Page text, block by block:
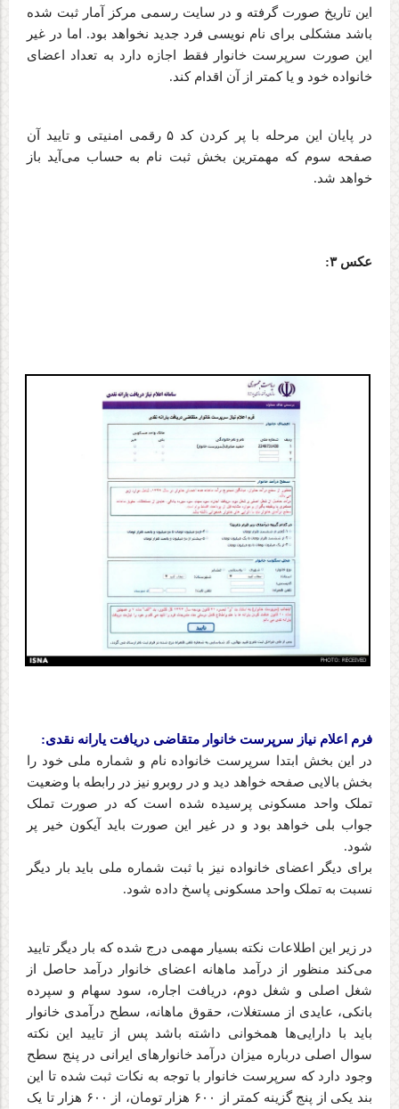
این تاریخ صورت گرفته و در سایت رسمی مرکز آمار ثبت شده
باشد مشکلی برای نام نویسی فرد جدید نخواهد بود. اما در غیر
این صورت سرپرست خانوار فقط اجازه دارد به تعداد اعضای
خانواده خود و یا کمتر از آن اقدام کند.
در پایان این مرحله با پر کردن کد ۵ رقمی امنیتی و تایید آن
صفحه سوم که مهمترین بخش ثبت نام به حساب می‌آید باز
خواهد شد.
عکس ۳ :
فرم اعلام نیاز سرپرست خانوار متقاضی دریافت یارانه نقدی:
در این بخش ابتدا سرپرست خانواده نام و شماره ملی خود را
بخش بالایی صفحه خواهد دید و در روبرو نیز در رابطه با وضعیت
تملک واحد مسکونی پرسیده شده است که در صورت تملک
جواب بلی خواهد بود و در غیر این صورت باید آیکون خیر پر
شود.
برای دیگر اعضای خانواده نیز با ثبت شماره ملی باید بار دیگر
نسبت به تملک واحد مسکونی پاسخ داده شود.
در زیر این اطلاعات نکته بسیار مهمی درج شده که بار دیگر تایید
می‌کند منظور از درآمد ماهانه اعضای خانوار درآمد حاصل از
شغل اصلی و شغل دوم، دریافت اجاره، سود سهام و سپرده
بانکی، عایدی از مستغلات،‌ حقوق ماهانه، سطح درآمدی خانوار
باید با دارایی‌ها همخوانی داشته باشد پس از تایید این نکته
سوال اصلی درباره میزان درآمد خانوارهای ایرانی در پنج سطح
وجود دارد که سرپرست خانوار با توجه به نکات ثبت شده تا این
بند یکی از پنج گزینه کمتر از ۶۰۰ هزار تومان، از ۶۰۰ هزار تا یک